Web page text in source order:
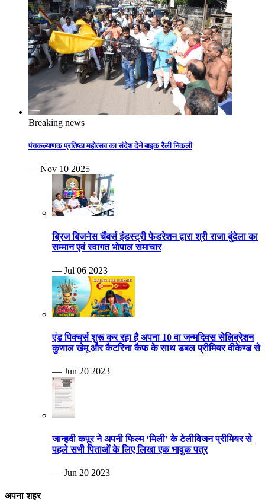
Breaking news
पंचकल्याणक प्रतिष्ठा महोत्सव का संदेश देने बाइक रैली निकली
— Nov 10 2025
ब्रिज बिजनेस चैंबर्स इंडस्ट्री फेडरेशन द्वारा श्री राजा बुंदेला का
सम्मान एवं स्वागत भोपाल समाचार
— Jul 06 2023
एंड पिक्चर्स शुरू कर रहा है अपना 10 वा जन्मदिवस सेलिब्रेशन
कुणाल खेमू और कैटरिना कैफ के साथ डबल प्रीमियर वीकेण्ड से
— Jun 20 2023
जान्हवी कपूर ने अपनी फिल्म ‘मिली’ के टेलीविजन प्रीमियर से
पहले सभी पिताओं के लिए लिखा एक भावुक पत्र
— Jun 20 2023
अपना शहर